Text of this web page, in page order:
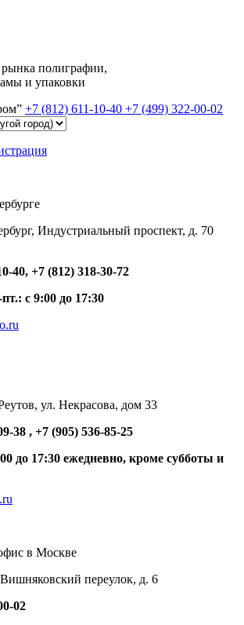
полиграфии,
и упаковки
+7 (812) 611-10-40 +7 (499) 322-00-02
Индустриальный проспект, д. 70
40, +7 (812) 318-30-72
с 9:00 до 17:30
ул. Некрасова, дом 33
38 , +7 (905) 536-85-25
до 17:30 ежедневно, кроме субботы и
в Москве
переулок, д. 6
02